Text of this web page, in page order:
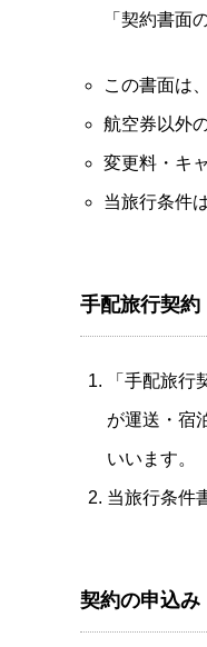
「契約書面
この書面は
航空券以外
変更料・キ
当旅行条件
手配旅行契約
「手配旅
が運送・宿
いいます。
当旅行条件
契約の申込み